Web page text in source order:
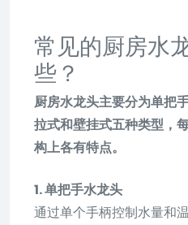
常见的厨房水
些？
厨房水龙头主要分为单把
拉式和壁挂式五种类型，
构上各有特点。
1. 单把手水龙头
通过单个手柄控制水量和